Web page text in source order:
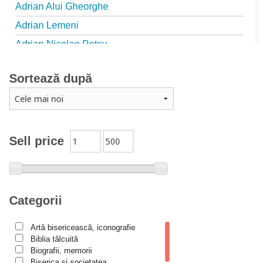
Adrian Alui Gheorghe
Adrian Lemeni
Adrian Nicolae Petcu
Adriana Petrescu
Alexandra Rotariu
Alexandru Creţu
Alexandru Huțanu
Alexandru Lascarov-Moldovanu
Alexandru Rădescu
Alexandru Tkacenko
Sell price
Categorii
Artă bisericească, iconografie
Biblia tâlcuită
Biografii, memorii
Sortează după